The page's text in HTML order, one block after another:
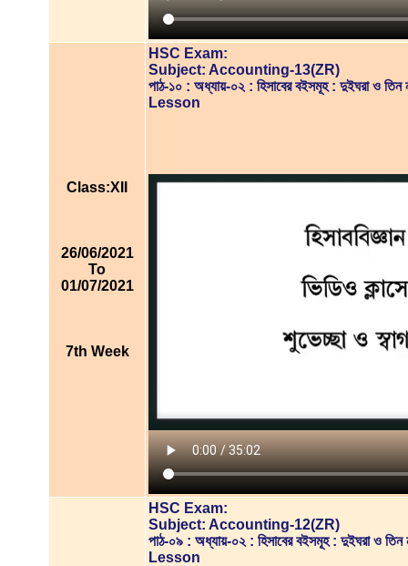
Class:XII
26/06/2021
To
01/07/2021
7th Week
HSC Exam:
Subject: Accounting-13(ZR)
পাঠ-১০ : অধ্যায়-০২ : হিসাবের বইসমূহ : দুইঘরা ও
Lesson
HSC Exam:
Subject: Accounting-12(ZR)
পাঠ-০৯ : অধ্যায়-০২ : হিসাবের বইসমূহ : দুইঘরা ও
Lesson